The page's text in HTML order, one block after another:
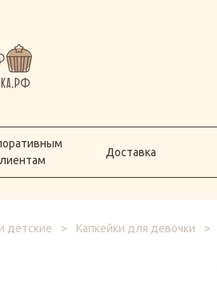
Доставка
детские > Капкейки для девочки >